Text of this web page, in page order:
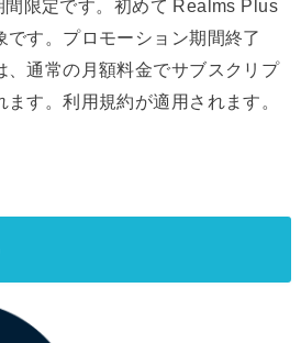
限定です。初めて Realms Plus
です。プロモーション期間終了
、通常の月額料金でサブスクリプ
す。利用規約が適用されます。